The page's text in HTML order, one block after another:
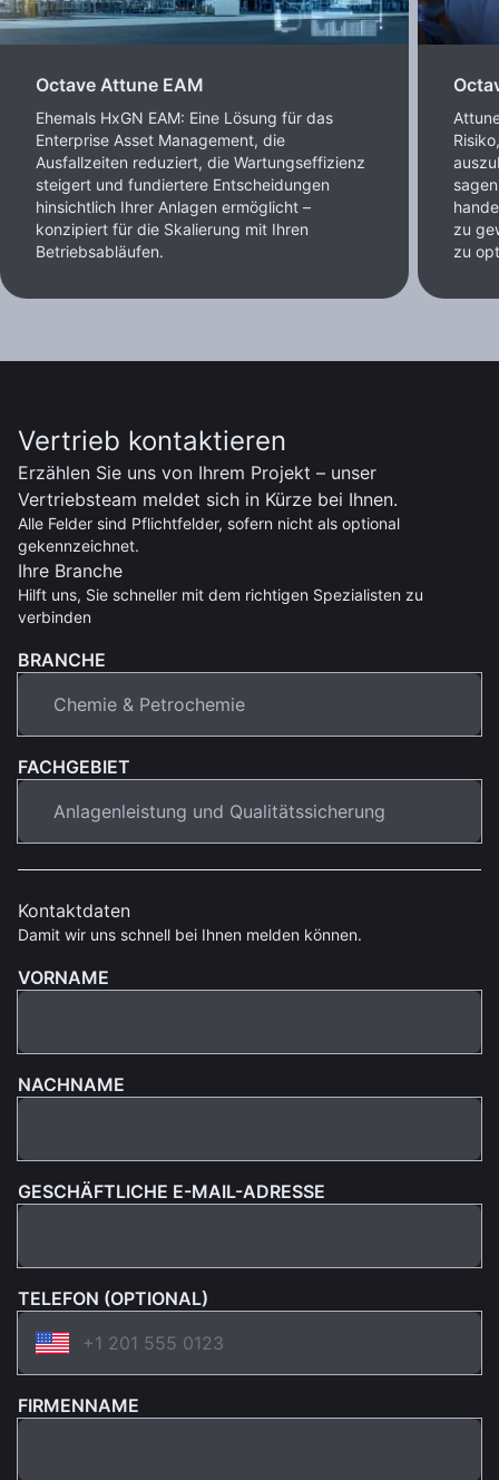
Octave Attune EAM
Ehemals HxGN EAM: Eine Lösung für das
Enterprise Asset Management, die
Ausfallzeiten reduziert, die Wartungseffizienz
steigert und fundiertere Entscheidungen
hinsichtlich Ihrer Anlagen ermöglicht –
konzipiert für die Skalierung mit Ihren
Betriebsabläufen.
zu
zu
Vertrieb kontaktieren
Erzählen Sie uns von Ihrem Projekt – unser
Vertriebsteam meldet sich in Kürze bei Ihnen.
Alle Felder sind Pflichtfelder, sofern nicht als optional
gekennzeichnet.
Ihre Branche
Hilft uns, Sie schneller mit dem richtigen Spezialisten zu
verbinden
BRANCHE
FACHGEBIET
Kontaktdaten
Damit wir uns schnell bei Ihnen melden können.
VORNAME
NACHNAME
GESCHÄFTLICHE E-MAIL-ADRESSE
TELEFON (OPTIONAL)
FIRMENNAME